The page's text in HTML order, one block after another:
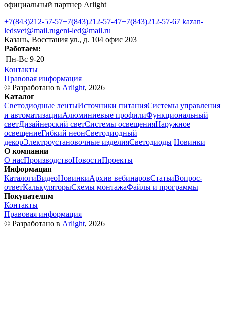
официальный партнер Arlight
+7(843)212-57-57+7(843)212-57-47+7(843)212-57-67 kazan-
ledsvet@mail.rugeni-led@mail.ru
Казань, Восстания ул., д. 104 офис 203
Работаем:
Пн-Вс 9-20
Контакты
Правовая информация
© Разработано в Arlight, 2026
Каталог
Светодиодные лентыИсточники питанияСистемы управления
и автоматизацииАлюминиевые профилиФункциональный
светДизайнерский светСистемы освещенияНаружное
освещениеГибкий неонСветодиодный
декорЭлектроустановочные изделияСветодиоды Новинки
О компании
О насПроизводствоНовостиПроекты
Информация
КаталогиВидеоНовинкиАрхив вебинаровСтатьиВопрос-
ответКалькуляторыСхемы монтажаФайлы и программы
Покупателям
Контакты
Правовая информация
© Разработано в Arlight, 2026